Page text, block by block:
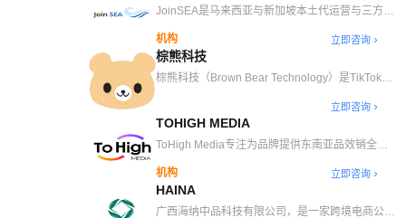
方案。
JoinSEA是马来西亚与新加坡本土代运营与三方仓
组建实力团队。公司旨在通过大数据驱动与创新方
案、服务品牌方深根本土市场。公司专注团队能力
与品牌客户深度合作、皆在快速发展市场，与可持
机构 立即咨询
棕熊科技
棕熊科技（Brown Bear Technology）是TikTok官
TSP），专注美欧与东南亚市场。拥有30+本地化
直播间及主播团队，赋能300+品牌出海。月均
GMV $450W，成功复制千川爆款玩法，通过智能
3C、家居等品类客户GMV提升50%+。
立即咨询
TOHIGH MEDIA
ToHigh Media专注为品牌提供东南亚品效销全案
为基，以品牌电子商务为本，帮助企业创造品牌价
值与产品销量为唯一服务导向。旗下ToHigh
Media隶属于ToHigh Global集团，创立于2023
机构 立即咨询
HAINA
广西海纳中品科技有限公司，是一家跨境电商公